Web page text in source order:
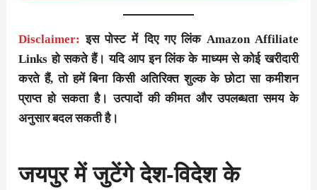
Disclaimer:इस पोस्ट में दिए गए लिंक Amazon Affiliate
Links हो सकते हैं। यदि आप इन लिंक के माध्यम से कोई खरीदारी
करते हैं, तो हमें बिना किसी अतिरिक्त शुल्क के छोटा सा कमीशन
प्राप्त हो सकता है। उत्पादों की कीमत और उपलब्धता समय के
अनुसार बदल सकती है।
जयपुर में जुटेंगे देश-विदेश के